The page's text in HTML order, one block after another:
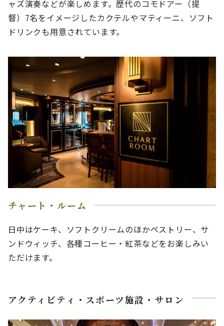
ャズ演奏などが楽しめます。歴代のコモドアー（提
督）7名をイメージしたカクテルやマティーニ、ソフト
ドリンクも用意されています。
チャート・ルーム
日中はケーキ、ソフトクリームのほかペストリー、サ
ンドウィッチ、各種コーヒー・紅茶などをお楽しみい
ただけます。
アクティビティ・スポーツ施設・サロン